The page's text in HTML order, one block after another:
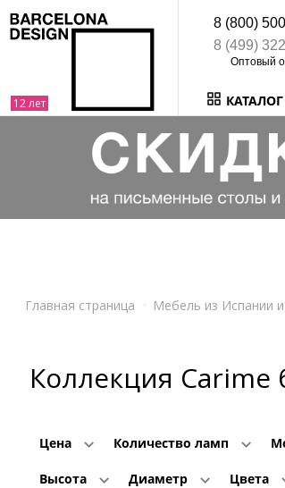
8 (800)
8 (499)
Главная страница Мебель из Испании
Коллекция Carime
Цена Количество ламп
Высота Диаметр Цвета